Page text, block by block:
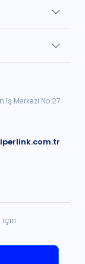
Merkezi No:27
için